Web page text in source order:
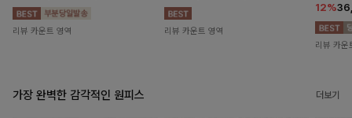
리뷰 카운트 영역 리뷰 카운트 영역
12%
리뷰 카운
가장 완벽한 감각적인 원피스 더보기